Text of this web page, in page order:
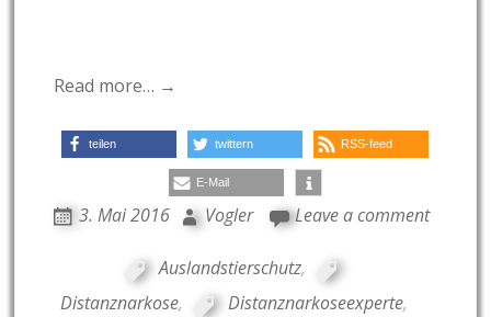
Read more… →
teilen twittern RSS-feed
E-Mail
3. Mai 2016 Vogler Leave a comment
Auslandstierschutz,
Distanznarkose, Distanznarkoseexperte,